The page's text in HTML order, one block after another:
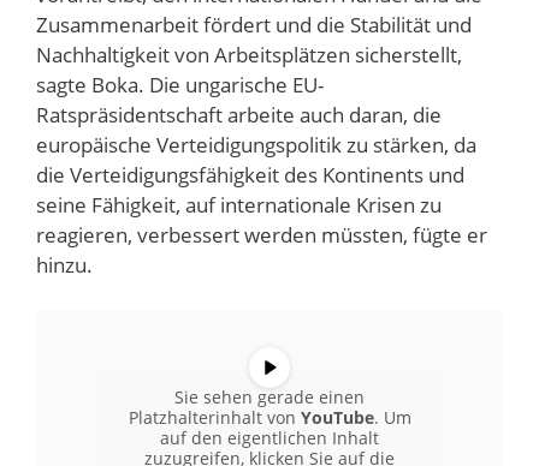
Zusammenarbeit fördert und die Stabilität und
Nachhaltigkeit von Arbeitsplätzen sicherstellt,
sagte Boka. Die ungarische EU-
Ratspräsidentschaft arbeite auch daran, die
europäische Verteidigungspolitik zu stärken, da
die Verteidigungsfähigkeit des Kontinents und
seine Fähigkeit, auf internationale Krisen zu
reagieren, verbessert werden müssten, fügte er
hinzu.
Sie sehen gerade einen
Platzhalterinhalt von YouTube. Um
auf den eigentlichen Inhalt
zuzugreifen, klicken Sie auf die